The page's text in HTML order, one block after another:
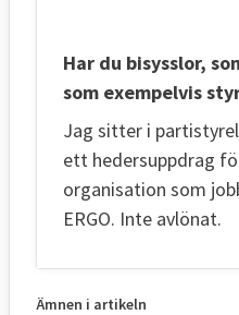
Har du bisysslor,
som exempelvis
Jag sitter i
ett hedersuppdrag
organisation som
ERGO. Inte avlönat.
Ämnen i artikeln